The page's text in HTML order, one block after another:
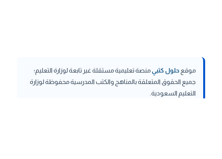
موقع حلول كتبيمنصة تعليمية مستقلة غير تابعة لوزارة التعليم؛
جميع الحقوق المتعلقة بالمناهج والكتب المدرسية محفوظة لوزارة
التعليم السعودية.